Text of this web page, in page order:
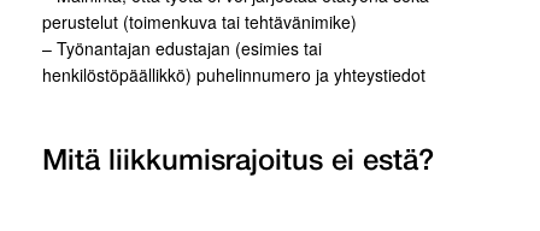
perustelut (toimenkuva tai tehtävänimike)
– Työnantajan edustajan (esimies tai
henkilöstöpäällikkö) puhelinnumero ja yhteystiedot
Mitä liikkumisrajoitus ei estä?